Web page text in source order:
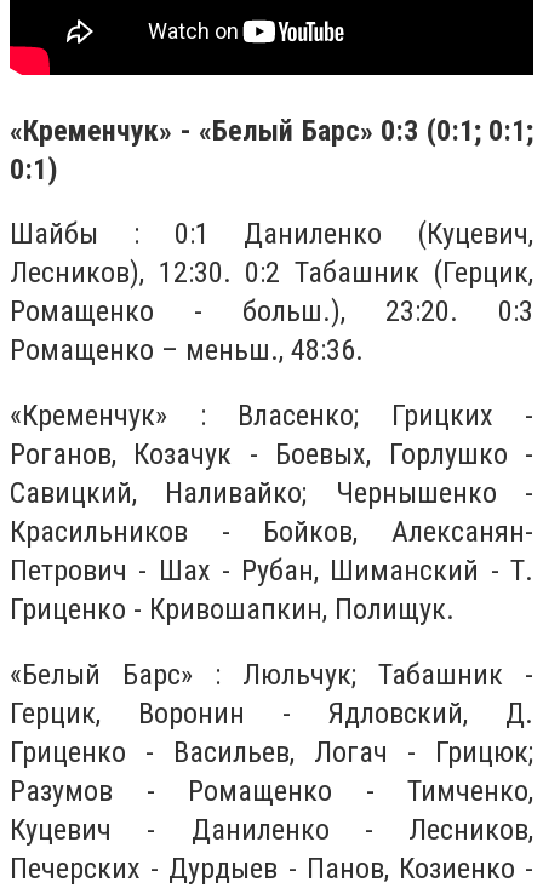
«Кременчук» - «Белый Барс» 0:3 (0:1; 0:1;
0:1)
Шайбы : 0:1 Даниленко (Куцевич,
Лесников), 12:30. 0:2 Табашник (Герцик,
Ромащенко - больш.), 23:20. 0:3
Ромащенко – меньш., 48:36.
«Кременчук» : Власенко; Грицких -
Роганов, Козачук - Боевых, Горлушко -
Савицкий, Наливайко; Чернышенко -
Красильников - Бойков, Алексанян-
Петрович - Шах - Рубан, Шиманский - Т.
Гриценко - Кривошапкин, Полищук.
«Белый Барс» : Люльчук; Табашник -
Герцик, Воронин - Ядловский, Д.
Гриценко - Васильев, Логач - Грицюк;
Разумов - Ромащенко - Тимченко,
Куцевич - Даниленко - Лесников,
Печерских - Дурдыев - Панов, Козиенко -